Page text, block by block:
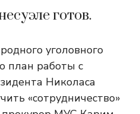
готов.
уголовного
план работы с
Николаса
«сотрудничество»